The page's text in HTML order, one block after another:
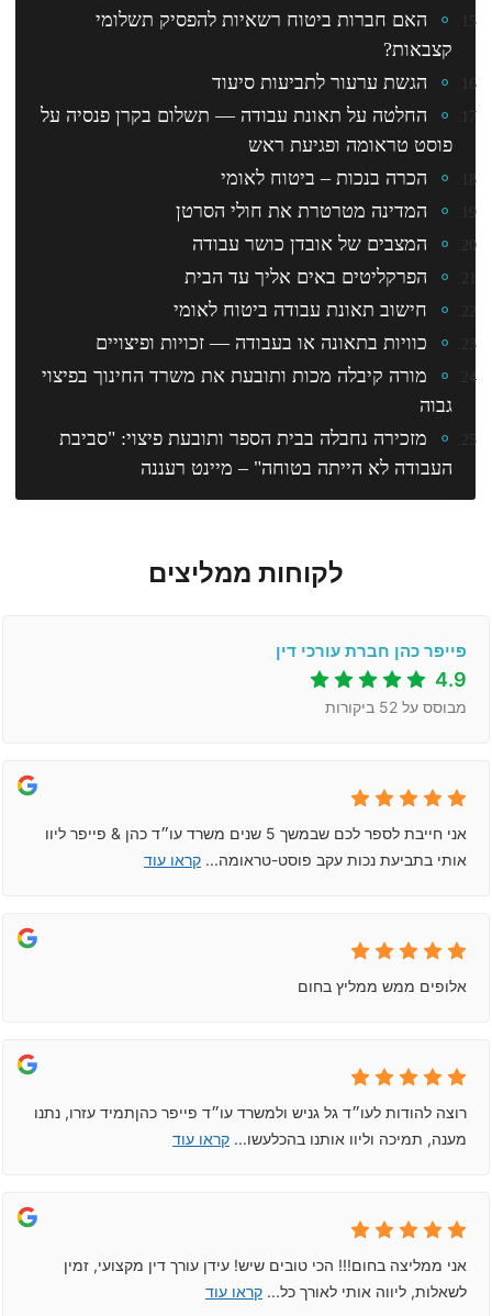
האם חברות ביטוח רשאיות להפסיק תשלומי
קצבאות?
הגשת ערעור לתביעות סיעוד
החלטה על תאונת עבודה — תשלום בקרן פנסיה על
פוסט טראומה ופגיעת ראש
הכרה בנכות – ביטוח לאומי
המדינה מטרטרת את חולי הסרטן
המצבים של אובדן כושר עבודה
הפרקליטים באים אליך עד הבית
חישוב תאונת עבודה ביטוח לאומי
כוויות בתאונה או בעבודה — זכויות ופיצויים
מורה קיבלה מכות ותובעת את משרד החינוך בפיצוי
גבוה
מזכירה נחבלה בבית הספר ותובעת פיצוי: "סביבת
העבודה לא הייתה בטוחה" – מיינט רעננה
לקוחות ממליצים
פייפר כהן חברת עורכי דין
4.9
מבוסס על 52 ביקורות
אני חייבת לספר לכם שבמשך 5 שנים משרד עו״ד כהן & פייפר ליוו
אותי בתביעת נכות עקב פוסט-טראומה... קראו עוד
אלופים ממש ממליץ בחום
רוצה להודות לעו״ד גל גניש ולמשרד עו״ד פייפר כהןתמיד עזרו, נתנו
מענה, תמיכה וליוו אותנו בהכלעשו... קראו עוד
אני ממליצה בחום!!! הכי טובים שיש! עידן עורך דין מקצועי, זמין
לשאלות, ליווה אותי לאורך כל... קראו עוד